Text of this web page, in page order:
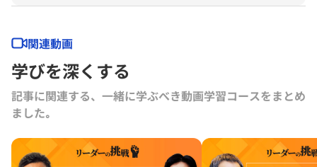
リ社外取締役。 日本取締役協会会長。内閣官房新しい資本主義実現会
特別委員、金融庁スチュワードシップ・コード及びコーポレートガバナ
ンス・コードのフォローアップ会議委員、国土交通省インフラメンテナ
ンス国民会議会長、他政府関連委員多数。
関連動画
学びを深くする
記事に関連する、一緒に学ぶべき動画学習コースをまとめ
ました｡